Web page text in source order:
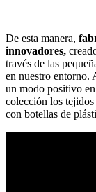
De esta manera,
innovadores,
través de las
en nuestro entorno.
un modo positivo
colección los
con botellas de